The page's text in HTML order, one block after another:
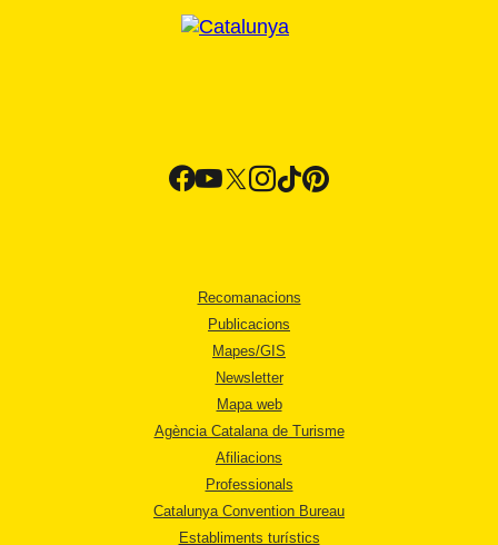
Recomanacions
Publicacions
Mapes/GIS
Newsletter
Mapa web
Agència Catalana de Turisme
Afiliacions
Professionals
Catalunya Convention Bureau
Establiments turístics